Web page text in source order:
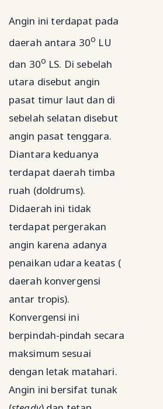
Angin ini terdapat pada
daerah antara 30o LU
dan 30o LS. Di sebelah
utara disebut angin
pasat timur laut dan di
sebelah selatan disebut
angin pasat tenggara.
Diantara keduanya
terdapat daerah timba
ruah (doldrums).
Didaerah ini tidak
terdapat pergerakan
angin karena adanya
penaikan udara keatas (
daerah konvergensi
antar tropis).
Konvergensi ini
berpindah-pindah secara
maksimum sesuai
dengan letak matahari.
Angin ini bersifat tunak